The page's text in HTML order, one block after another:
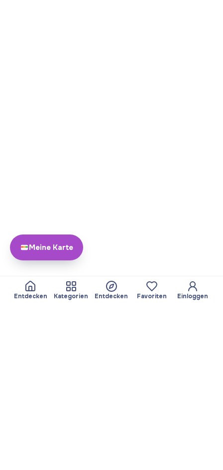
Entdecken Kategorien Entdecken Favoriten Einloggen
Meine Karte